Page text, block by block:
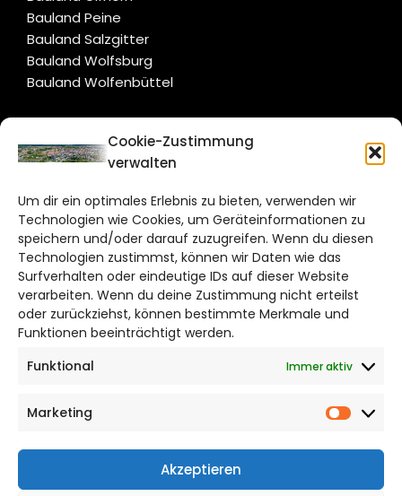
Cookie-Zustimmung
verwalten
Um dir ein optimales Erlebnis zu bieten, verwenden wir
Technologien wie Cookies, um Geräteinformationen zu
speichern und/oder darauf zuzugreifen. Wenn du diesen
Technologien zustimmst, können wir Daten wie das
Surfverhalten oder eindeutige IDs auf dieser Website
verarbeiten. Wenn du deine Zustimmung nicht erteilst
oder zurückziehst, können bestimmte Merkmale und
Funktionen beeinträchtigt werden.
Funktional
Immer aktiv
Marketing
Akzeptieren
Bauland Peine
Bauland Salzgitter
Bauland Wolfsburg
Bauland Wolfenbüttel
CITYLIFE!
Bruchtorwall 12
38100 Braunschweig
Telefon: 0531 387220 – 65
DAS STADTMAGAZIN FÜR
BRAUNSCHWEIG
Impressum
Cookie Richtlinie
CITYLIFE! BEI FACEBOOK